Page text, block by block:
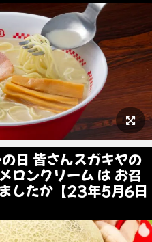
日 皆さんスガキヤの
ロンクリーム は お召
したか【23年5月6日